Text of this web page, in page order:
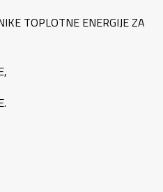
TOPLOTNE ENERGIJE ZA